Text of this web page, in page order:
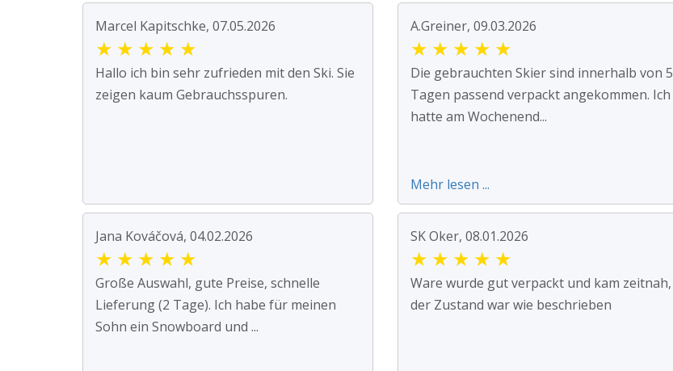
Marcel Kapitschke, 07.05.2026
★ ★ ★ ★ ★
Hallo ich bin sehr zufrieden mit den Ski. Sie
zeigen kaum Gebrauchsspuren.
A.Greiner, 09.03.2026
★ ★ ★ ★ ★
Die gebrauchten Skier sind innerhalb von 5
Tagen passend verpackt angekommen. Ich
hatte am Wochenend...
Mehr lesen ...
Jana Kováčová, 04.02.2026
★ ★ ★ ★ ★
Große Auswahl, gute Preise, schnelle
Lieferung (2 Tage). Ich habe für meinen
Sohn ein Snowboard und ...
SK Oker, 08.01.2026
★ ★ ★ ★ ★
Ware wurde gut verpackt und kam zeitnah,
der Zustand war wie beschrieben